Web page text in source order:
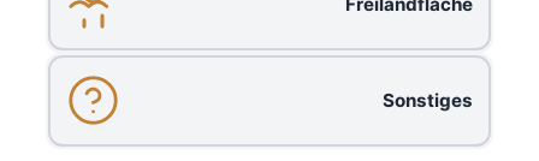
Sonstiges